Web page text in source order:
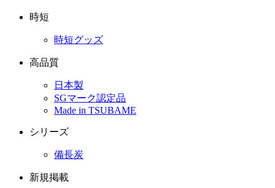
時短
時短グッズ
高品質
日本製
SGマーク認定品
Made in TSUBAME
シリーズ
備長炭
新規掲載